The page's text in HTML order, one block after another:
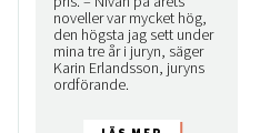
noveller var mycket hög,
den högsta jag sett under
mina tre år i juryn, säger
Karin Erlandsson, juryns
ordförande.